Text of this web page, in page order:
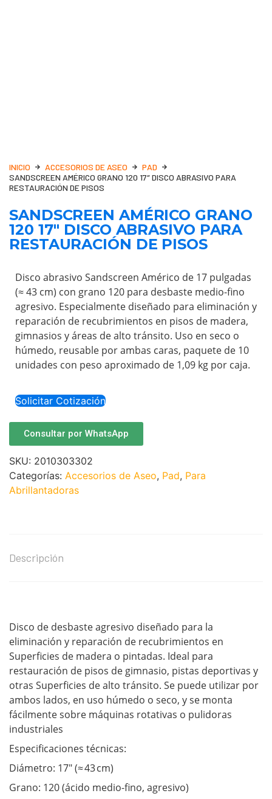
INICIO ACCESORIOS DE ASEO
PAD
SANDSCREEN AMÉRICO GRANO 120 17″ DISCO ABRASIVO PARA
RESTAURACIÓN DE PISOS
SANDSCREEN AMÉRICO GRANO
120 17″ DISCO ABRASIVO PARA
RESTAURACIÓN DE PISOS
Disco abrasivo Sandscreen Américo de 17 pulgadas
(≈ 43 cm) con grano 120 para desbaste medio-fino
agresivo. Especialmente diseñado para eliminación y
reparación de recubrimientos en pisos de madera,
gimnasios y áreas de alto tránsito. Uso en seco o
húmedo, reusable por ambas caras, paquete de 10
unidades con peso aproximado de 1,09 kg por caja.
Solicitar Cotización
Consultar por WhatsApp
SKU: 2010303302
Categorías: Accesorios de Aseo, Pad, Para
Abrillantadoras
Descripción
Disco de desbaste agresivo diseñado para la
eliminación y reparación de recubrimientos en
Superficies de madera o pintadas. Ideal para
restauración de pisos de gimnasio, pistas deportivas y
otras Superficies de alto tránsito. Se puede utilizar por
ambos lados, en uso húmedo o seco, y se monta
fácilmente sobre máquinas rotativas o pulidoras
industriales
Especificaciones técnicas:
Diámetro: 17″ (≈ 43 cm)
Grano: 120 (ácido medio-fino, agresivo)